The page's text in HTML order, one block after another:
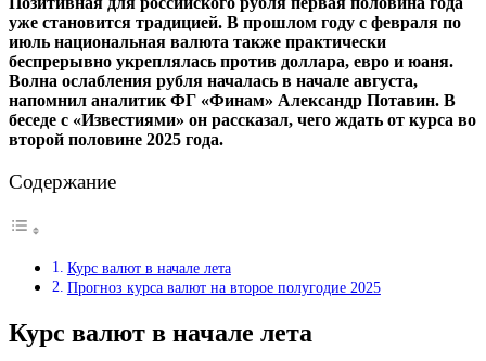
уже становится традицией. В прошлом году с февраля по
июль национальная валюта также практически
беспрерывно укреплялась против доллара, евро и юаня.
Волна ослабления рубля началась в начале августа,
напомнил аналитик ФГ «Финам» Александр Потавин. В
беседе с «Известиями» он рассказал, чего ждать от курса во
второй половине 2025 года.
Содержание
Курс валют в начале лета
Прогноз курса валют на второе полугодие 2025
Курс валют в начале лета